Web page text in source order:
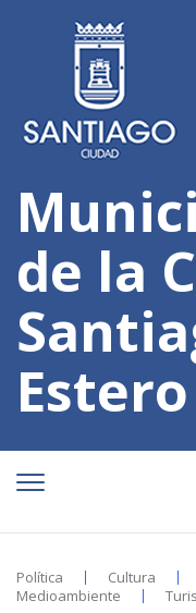
de la
Estero
Política Cultura
Medioambiente